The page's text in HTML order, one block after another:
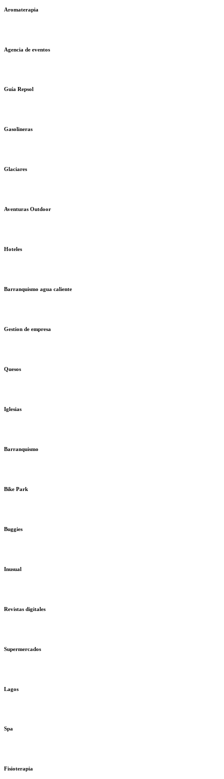
Aromaterapia
Agencia de eventos
Guía Repsol
Gasolineras
Glaciares
Aventuras Outdoor
Hoteles
Barranquismo agua caliente
Gestion de empresa
Quesos
Iglesias
Barranquismo
Bike Park
Buggies
Inusual
Revistas digitales
Supermercados
Lagos
Spa
Fisioterapia